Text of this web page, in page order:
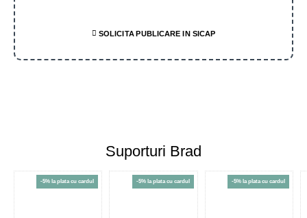
SOLICITA PUBLICARE IN SICAP
Suporturi Brad
-5% la plata cu cardul -5% la plata cu cardul -5% la plata cu cardul